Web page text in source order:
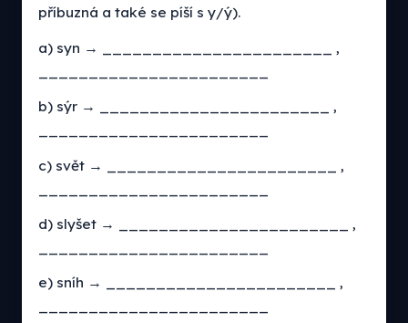
příbuzná a také se píší s y/ý).
a) syn → _______________________ ,
b) sýr → _______________________ ,
c) svět → _______________________ ,
d) slyšet → _______________________ ,
e) sníh → _______________________ ,